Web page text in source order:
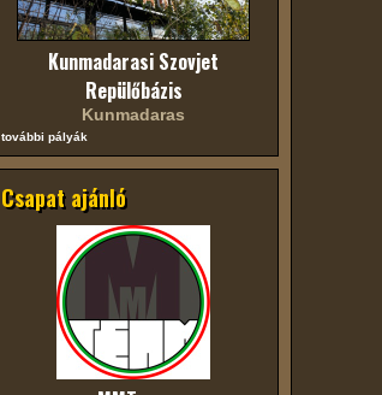
Kunmadarasi Szovjet
Repülőbázis
Kunmadaras
további pályák
Csapat ajánló